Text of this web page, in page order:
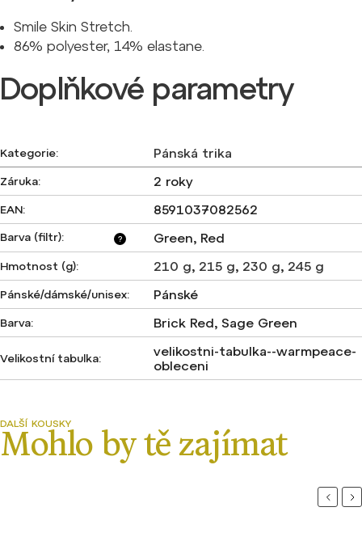
Smile Skin Stretch.
86% polyester, 14% elastane.
Doplňkové parametry
Kategorie: Pánská trika
Záruka: 2 roky
EAN: 8591037082562
?
Barva (filtr): Green, Red
Hmotnost (g): 210 g, 215 g, 230 g, 245 g
Pánské/dámské/unisex: Pánské
Barva: Brick Red, Sage Green
Velikostní tabulka:
velikostni-tabulka--warmpeace-
obleceni